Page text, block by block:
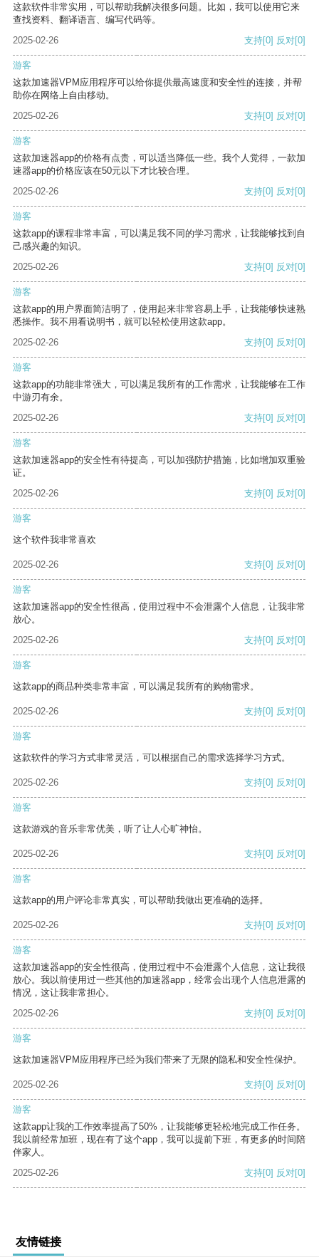
这款软件非常实用，可以帮助我解决很多问题。比如，我可以使用它来
查找资料、翻译语言、编写代码等。
2025-02-26
支持[0] 反对[0]
游客
这款加速器VPM应用程序可以给你提供最高速度和安全性的连接，并帮
助你在网络上自由移动。
2025-02-26
支持[0] 反对[0]
游客
这款加速器app的价格有点贵，可以适当降低一些。我个人觉得，一款加
速器app的价格应该在50元以下才比较合理。
2025-02-26
支持[0] 反对[0]
游客
这款app的课程非常丰富，可以满足我不同的学习需求，让我能够找到自
己感兴趣的知识。
2025-02-26
支持[0] 反对[0]
游客
这款app的用户界面简洁明了，使用起来非常容易上手，让我能够快速熟
悉操作。我不用看说明书，就可以轻松使用这款app。
2025-02-26
支持[0] 反对[0]
游客
这款app的功能非常强大，可以满足我所有的工作需求，让我能够在工作
中游刃有余。
2025-02-26
支持[0] 反对[0]
游客
这款加速器app的安全性有待提高，可以加强防护措施，比如增加双重验
证。
2025-02-26
支持[0] 反对[0]
游客
这个软件我非常喜欢
2025-02-26 支持[0] 反对[0]
游客
这款加速器app的安全性很高，使用过程中不会泄露个人信息，让我非常
放心。
2025-02-26
支持[0] 反对[0]
游客
这款app的商品种类非常丰富，可以满足我所有的购物需求。
2025-02-26 支持[0] 反对[0]
游客
这款软件的学习方式非常灵活，可以根据自己的需求选择学习方式。
2025-02-26 支持[0] 反对[0]
游客
这款游戏的音乐非常优美，听了让人心旷神怡。
2025-02-26 支持[0] 反对[0]
游客
这款app的用户评论非常真实，可以帮助我做出更准确的选择。
2025-02-26 支持[0] 反对[0]
游客
这款加速器app的安全性很高，使用过程中不会泄露个人信息，这让我很
放心。我以前使用过一些其他的加速器app，经常会出现个人信息泄露的
情况，这让我非常担心。
2025-02-26
支持[0] 反对[0]
游客
这款加速器VPM应用程序已经为我们带来了无限的隐私和安全性保护。
2025-02-26 支持[0] 反对[0]
游客
这款app让我的工作效率提高了50%，让我能够更轻松地完成工作任务。
我以前经常加班，现在有了这个app，我可以提前下班，有更多的时间陪
伴家人。
2025-02-26
支持[0] 反对[0]
友情链接